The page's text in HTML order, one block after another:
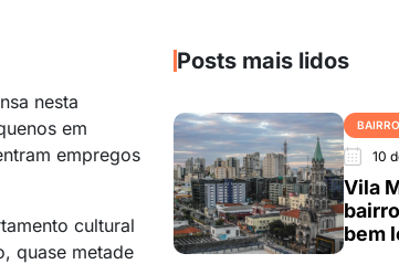
nesta
em
empregos
cultural
quase metade
Posts mais lidos
10
Vila
bem